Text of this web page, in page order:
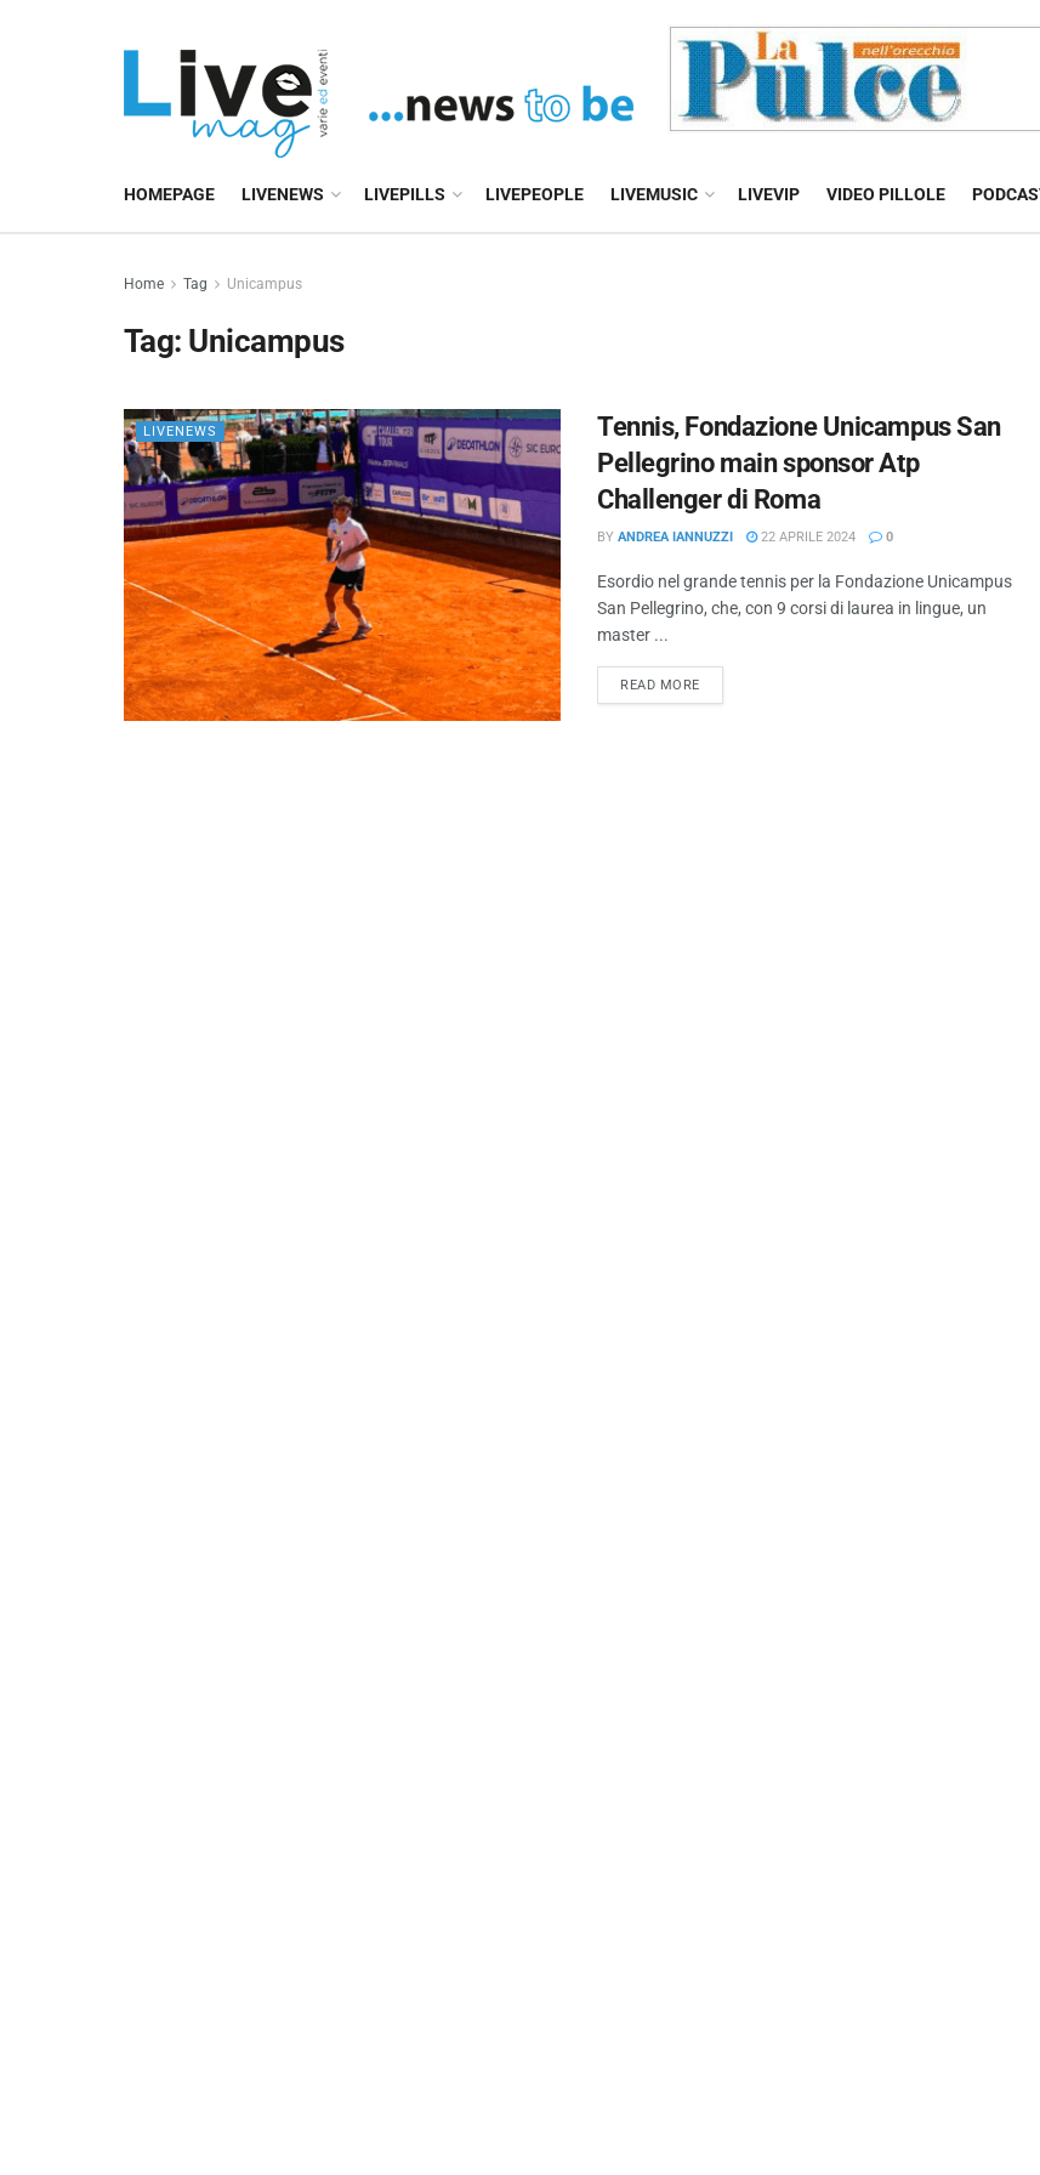
HOMEPAGE LIVENEWS LIVEPILLS LIVEPEOPLE LIVEMUSIC LIVEVIP VIDEO PILLOLE
Home Tag Unicampus
Tag: Unicampus
LIVENEWS
Tennis, Fondazione Unicampus San
Pellegrino main sponsor Atp
Challenger di Roma
BY ANDREA IANNUZZI 22 APRILE 2024 0
Esordio nel grande tennis per la Fondazione Unicampus
San Pellegrino, che, con 9 corsi di laurea in lingue, un
master ...
READ MORE